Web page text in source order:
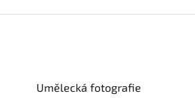
Umělecká fotografie